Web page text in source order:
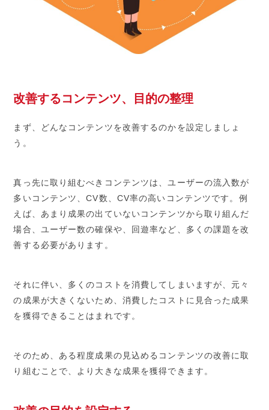
改善するコンテンツ、目的の整理
まず、どんなコンテンツを改善するのかを設定しましょ
う。
真っ先に取り組むべきコンテンツは、ユーザーの流入数が
多いコンテンツ、CV数、CV率の高いコンテンツです。例
えば、あまり成果の出ていないコンテンツから取り組んだ
場合、ユーザー数の確保や、回遊率など、多くの課題を改
善する必要があります。
それに伴い、多くのコストを消費してしまいますが、元々
の成果が大きくないため、消費したコストに見合った成果
を獲得できることはまれです。
そのため、ある程度成果の見込めるコンテンツの改善に取
り組むことで、より大きな成果を獲得できます。